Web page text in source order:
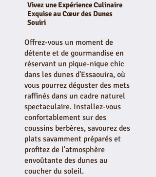
Vivez une Expérience Culinaire
Exquise au Cœur des Dunes
Souiri
Offrez-vous un moment de
détente et de gourmandise en
réservant un pique-nique chic
dans les dunes d'Essaouira, où
vous pourrez déguster des mets
raffinés dans un cadre naturel
spectaculaire. Installez-vous
confortablement sur des
coussins berbères, savourez des
plats savamment préparés et
profitez de l'atmosphère
envoûtante des dunes au
coucher du soleil.